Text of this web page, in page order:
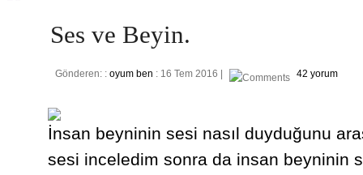
Ses ve Beyin.
Gönderen: : oyum ben : 16 Tem 2016 | 42 yorum
İnsan beyninin sesi nasıl duyduğunu
sesi inceledim sonra da insan beyninin